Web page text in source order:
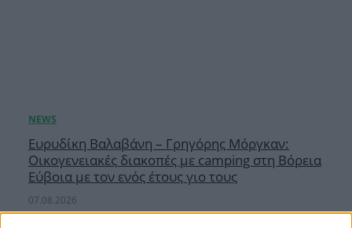
Ευρυδίκη Βαλαβάνη – Γρηγόρης Μόργκαν:
Οικογενειακές διακοπές με camping στη Βόρεια
Εύβοια με τον ενός έτους γιο τους
07.08.2026